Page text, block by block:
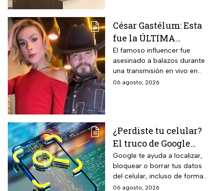
térmicas frente al frío y calor,
reducción del paso de ruidos
exteriores y aplicación directa
mediante cepillo de ixtle sin
necesidad de tela de refuerzo
César Gastélum: Esta
fue la ÚLTIMA
publicación del
influencer en redes
sociales: “La cita
fresita” | VIDEO
El famoso influencer fue
asesinado a balazos durante
una transmisión en vivo en
calles del municipio de
06 agosto, 2026
¿Perdiste tu celular?
El truco de Google
para localizarlo y
proteger tus datos
Google te ayuda a localizar,
bloquear o borrar tus datos
del celular, incluso de forma
remota; debes tener activada
06 agosto, 2026